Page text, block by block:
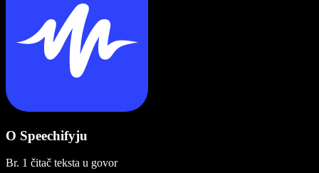
O Speechifyju
Br. 1 čitač teksta u govor